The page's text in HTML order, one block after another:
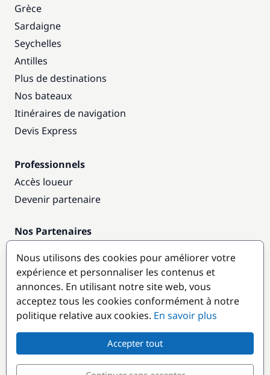
Grèce
Sardaigne
Seychelles
Antilles
Plus de destinations
Nos bateaux
Itinéraires de navigation
Devis Express
Professionnels
Accès loueur
Devenir partenaire
Nos Partenaires
Destinations populaires
Nous utilisons des cookies pour améliorer votre
expérience et personnaliser les contenus et
annonces. En utilisant notre site web, vous
acceptez tous les cookies conformément à notre
politique relative aux cookies. En savoir plus
Accepter tout